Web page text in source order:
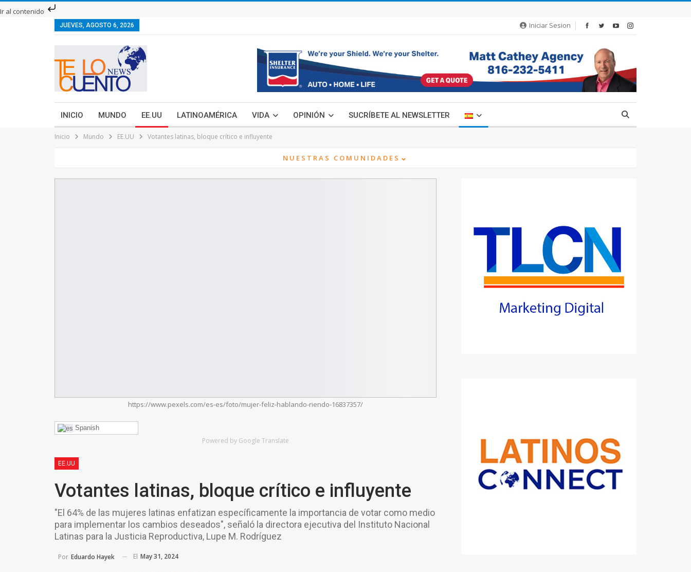
Ir al contenido
Iniciar Sesion
JUEVES, AGOSTO 6, 2026
INICIO MUNDO EE.UU LATINOAMÉRICA VIDA OPINIÓN SUCRÍBETE AL NEWSLETTER
Inicio Mundo EE.UU Votantes latinas, bloque crítico e influyente
NUESTRAS COMUNIDADES ⌄
https://www.pexels.com/es-es/foto/mujer-feliz-hablando-riendo-16837357/
Spanish
Powered by Google Translate
EE.UU
Votantes latinas, bloque crítico e influyente
"El 64% de las mujeres latinas enfatizan específicamente la importancia de votar como medio
para implementar los cambios deseados", señaló la directora ejecutiva del Instituto Nacional
Latinas para la Justicia Reproductiva, Lupe M. Rodríguez
Por Eduardo Hayek El May 31, 2024